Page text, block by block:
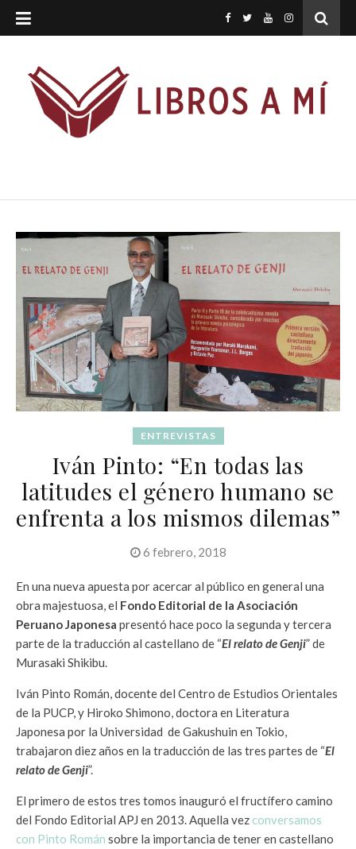
ENTREVISTAS
Iván Pinto: “En todas las
latitudes el género humano se
enfrenta a los mismos dilemas”
6 febrero, 2018
En una nueva apuesta por acercar al público en general una
obra majestuosa, el Fondo Editorial de la Asociación
Peruano Japonesa presentó hace poco la segunda y tercera
parte de la traducción al castellano de “El relato de Genji” de
Murasaki Shikibu.
Iván Pinto Román, docente del Centro de Estudios Orientales
de la PUCP, y Hiroko Shimono, doctora en Literatura
Japonesa por la Universidad de Gakushuin en Tokio,
trabajaron diez años en la traducción de las tres partes de “El
relato de Genji”.
El primero de estos tres tomos inauguró el fructífero camino
del Fondo Editorial APJ en 2013. Aquella vez conversamos
con Pinto Román sobre la importancia de tener en castellano